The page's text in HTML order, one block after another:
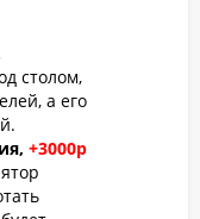
столом,
а его
+3000р